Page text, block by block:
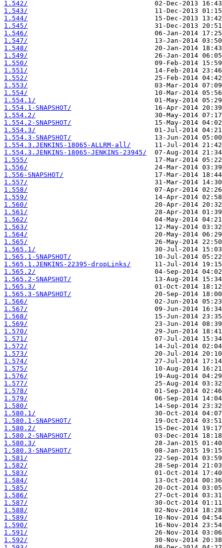
1.542/
1.543/
1.544/
1.545/
1.546/
1.547/
1.548/
1.549/
1.550/
1.551/
1.552/
1.553/
1.554/
1.554.1/
1.554.1-SNAPSHOT/
1.554.2/
1.554.2-SNAPSHOT/
1.554.3/
1.554.3-SNAPSHOT/
1.554.3.JENKINS-18065-ALLRM-all/
1.554.3.JENKINS-18065-JENKINS-23945/
1.555/
1.556/
1.556-SNAPSHOT/
1.557/
1.558/
1.559/
1.560/
1.561/
1.562/
1.563/
1.564/
1.565/
1.565.1/
1.565.1-SNAPSHOT/
1.565.1.JENKINS-22395-dropLinks/
1.565.2/
1.565.2-SNAPSHOT/
1.565.3/
1.565.3-SNAPSHOT/
1.566/
1.567/
1.568/
1.569/
1.570/
1.571/
1.572/
1.573/
1.574/
1.575/
1.576/
1.577/
1.578/
1.579/
1.580/
1.580.1/
1.580.1-SNAPSHOT/
1.580.2/
1.580.2-SNAPSHOT/
1.580.3/
1.580.3-SNAPSHOT/
1.581/
1.582/
1.583/
1.584/
1.585/
1.586/
1.587/
1.588/
1.589/
1.590/
1.591/
1.592/